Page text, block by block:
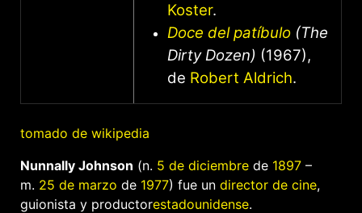
Koster.
Doce del patíbulo (The
Dirty Dozen) (1967),
de Robert Aldrich.
tomado de wikipedia
Nunnally Johnson (n. 5 de diciembre de 1897 –
m. 25 de marzo de 1977) fue un director de cine,
guionista y productorestadounidense.